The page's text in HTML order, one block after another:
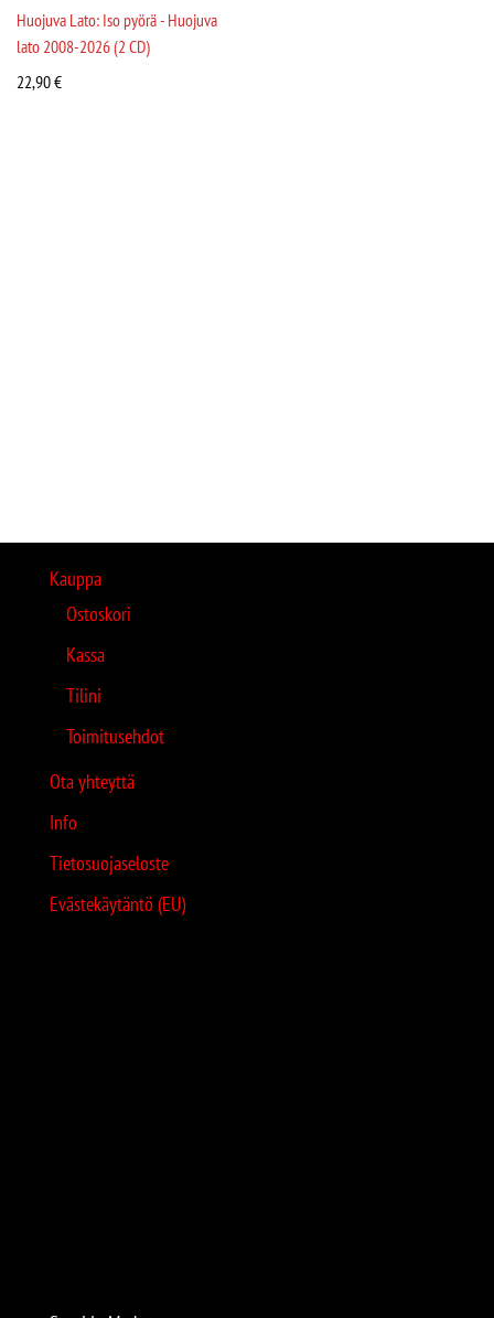
Huojuva Lato: Iso pyörä - Huojuva
lato 2008-2026 (2 CD)
22,90€
Kauppa
Ostoskori
Kassa
Tilini
Toimitusehdot
Ota yhteyttä
Info
Tietosuojaseloste
Evästekäytäntö (EU)